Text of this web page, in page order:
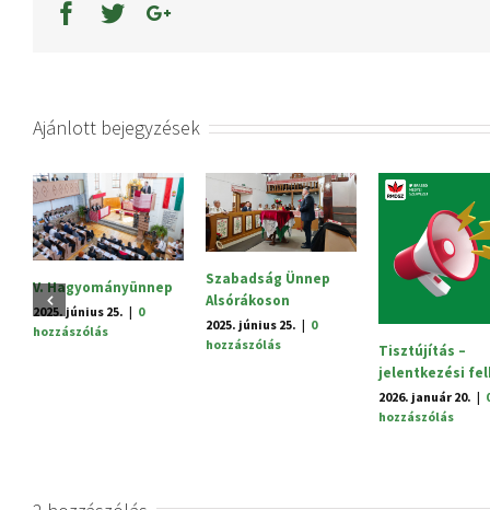
Ajánlott bejegyzések
V. Hagyományünnep
2025. június 25. | 0
hozzászólás
Szabadság Ünnep
Alsórákoson
2025. június 25. | 0
hozzászólás
Tisztújítás –
jelentkezési
2026. január 20. |
hozzászólás